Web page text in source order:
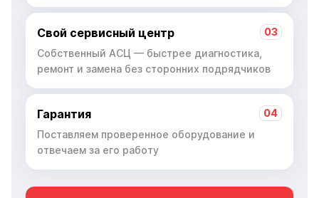
03
Свой сервисный центр
Собственный АСЦ — быстрее диагностика,
ремонт и замена без сторонних подрядчиков
04
Гарантия
Поставляем проверенное оборудование и
отвечаем за его работу